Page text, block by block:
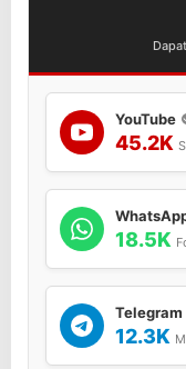
a
u
d
i
YouTube
45.2K
18.5K
Telegram
12.3K